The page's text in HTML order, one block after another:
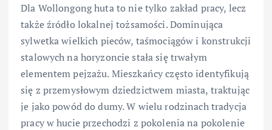
Dla Wollongong huta to nie tylko zakład pracy, lecz
także źródło lokalnej tożsamości. Dominująca
sylwetka wielkich pieców, taśmociągów i konstrukcji
stalowych na horyzoncie stała się trwałym
elementem pejzażu. Mieszkańcy często identyfikują
się z przemysłowym dziedzictwem miasta, traktując
je jako powód do dumy. W wielu rodzinach tradycja
pracy w hucie przechodzi z pokolenia na pokolenie